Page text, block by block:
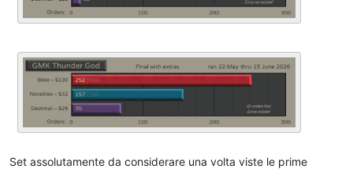
Set assolutamente da considerare una volta viste le prime